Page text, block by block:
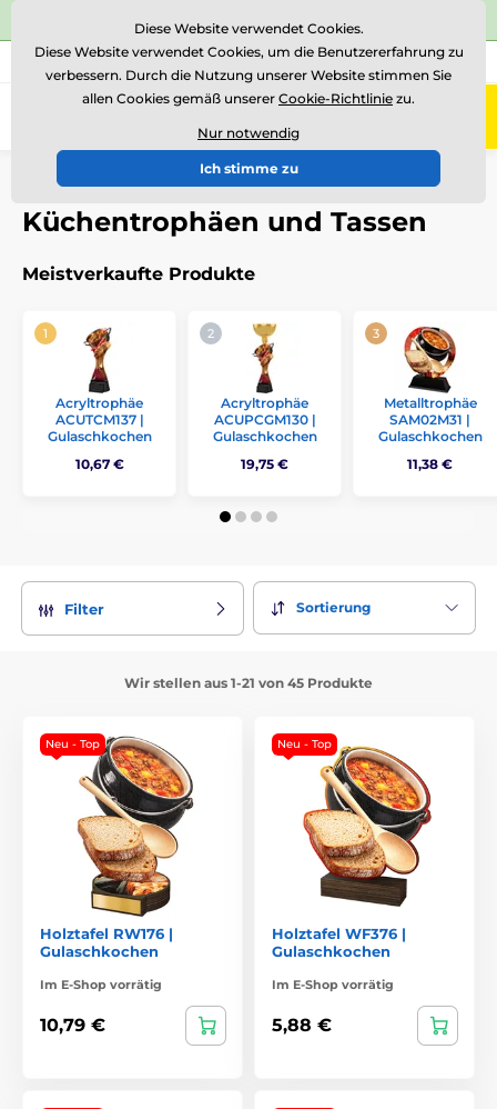
⭐Siehe 504 verifizierte Bewertungen auf
Rufen Sie uns an (Mo-Fr 15-18) +43 676 361 37 22
0
Einführung Auszeichnungen nach Thema
Küchentrophäen und Tassen
Meistverkaufte Produkte
Acryltrophäe
ACUTCM137 |
Gulaschkochen
10,67 €
Acryltrophäe
ACUPCGM130 |
Gulaschkochen
19,75 €
Metalltrophäe
SAM02M31 |
Gulaschkochen
11,38 €
Filter Sortierung
Wir stellen aus 1-21 von 45 Produkte
Neu - Top
Holztafel RW176 |
Gulaschkochen
Im E-Shop vorrätig
10,79 €
Neu - Top
Holztafel WF376 |
Gulaschkochen
Im E-Shop vorrätig
5,88 €
Diese Website verwendet Cookies.
Diese Website verwendet Cookies, um die Benutzererfahrung zu
verbessern. Durch die Nutzung unserer Website stimmen Sie
allen Cookies gemäß unserer Cookie-Richtlinie zu.
Nur notwendig
Ich stimme zu